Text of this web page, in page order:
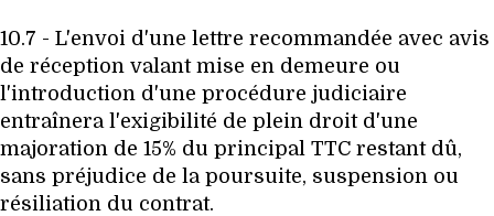
10.7 - L'envoi d'une lettre recommandée avec avis
de réception valant mise en demeure ou
l'introduction d'une procédure judiciaire
entraînera l'exigibilité de plein droit d'une
majoration de 15% du principal TTC restant dû,
sans préjudice de la poursuite, suspension ou
résiliation du contrat.